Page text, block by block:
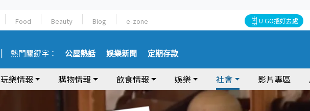
Food Beauty Blog e-zone U GO搵好去處
熱門關鍵字： 公屋熱話 娛樂新聞 定期存款
玩樂情報 購物情報 飲食情報 娛樂 社會 影片專區